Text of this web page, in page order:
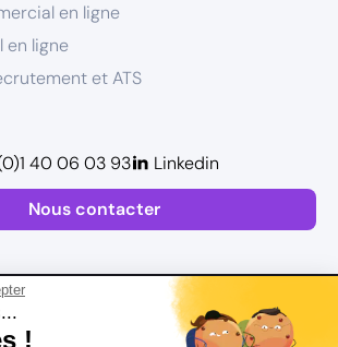
!
en ligne
en ligne
et ATS
Nous contacter
40 06 03 93 Linkedin